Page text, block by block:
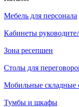
Мебель для персонала
Кабинеты
Зона ресепшен
Столы для
Мобильные складные
Тумбы и шкафы